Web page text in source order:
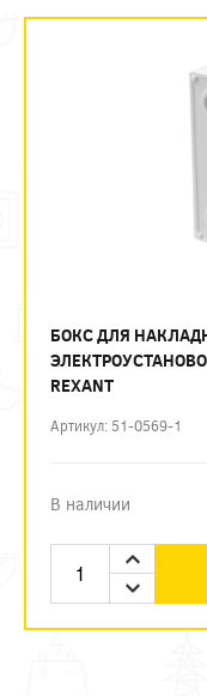
БОКС ДЛЯ
REXANT
Артикул: 51-0569-1
В наличии